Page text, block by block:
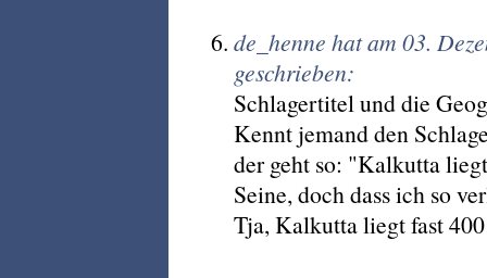
de_henne hat am 03.
geschrieben:
Schlagertitel und die
Kennt jemand den
der geht so: "Kalkutta
Seine, doch dass ich so
Tja, Kalkutta liegt fast